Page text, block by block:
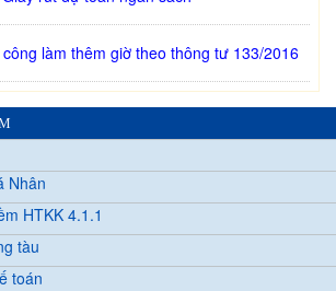
làm thêm giờ theo thông tư 133/2016
Nhân
HTKK 4.1.1
tàu
toán